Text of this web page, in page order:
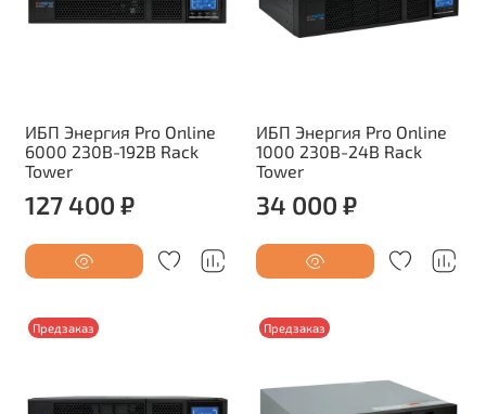
ИБП Энергия Pro Online
6000 230В-192В Rack
Tower
127 400 ₽
ИБП Энергия Pro Online
1000 230В-24В Rack
Tower
34 000 ₽
Предзаказ Предзаказ